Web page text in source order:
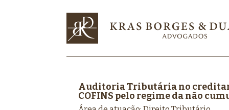
Auditoria Tributária no
COFINS pelo regime da não